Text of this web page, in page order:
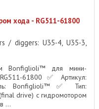
хода - RG511-61800
/ diggers: U35-4, U35-3,
Bonfiglioli™ для мини-
61800 ✅ Артикул:
Bonfiglioli™ ✅ Тип:
drive) с гидромотором
...